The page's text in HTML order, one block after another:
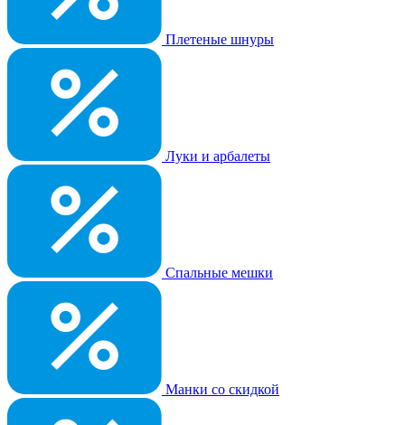
Плетеные шнуры
Луки и арбалеты
Спальные мешки
Манки со скидкой